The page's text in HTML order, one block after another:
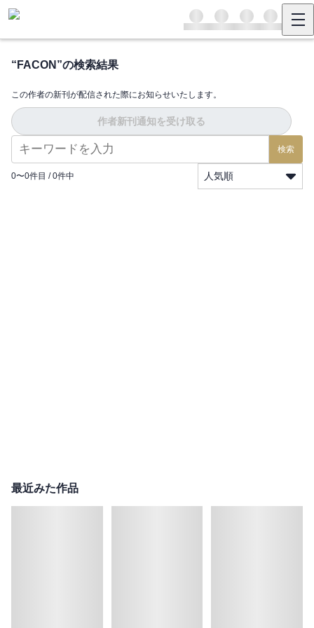
“ FACON ”の検索結果
この作者の新刊が配信された際にお知らせいたします。
作者新刊通知を受け取る
検索
0〜0件目 / 0件中 人気順
最近みた作品